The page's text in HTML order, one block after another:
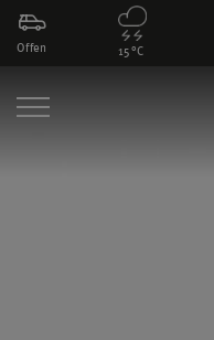
Offen 15°C